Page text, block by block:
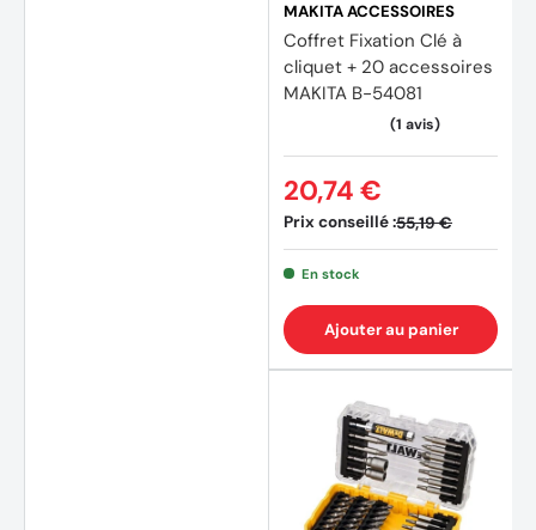
(1
MAKITA ACCESSOIRES
Coffret Fixation Clé à
cliquet + 20 accessoires
MAKITA B-54081
Prix conseillé :55,19 €
20,74 €
En stock
Ajouter au panier